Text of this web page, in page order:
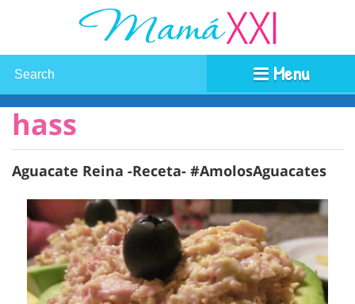
Menu
hass
Aguacate Reina -Receta- #AmolosAguacates